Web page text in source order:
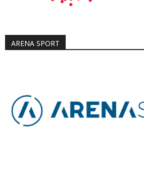
ARENA SPORT